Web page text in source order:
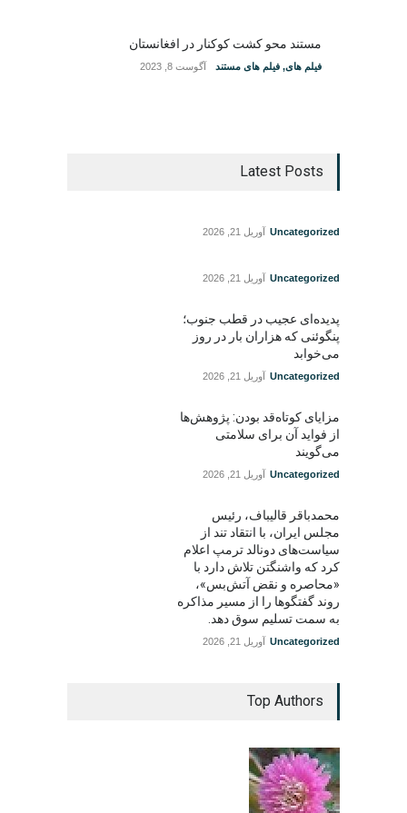
مستند محو کشت کوکنار در افغانستان
فیلم های, فیلم های مستند آگوست 8, 2023
Latest Posts
Uncategorized آوریل 21, 2026
Uncategorized آوریل 21, 2026
پدیده‌ای عجیب در قطب جنوب؛
پنگوئنی که هزاران بار در روز
می‌خوابد
Uncategorized آوریل 21, 2026
مزایای کوتاه‌قد بودن: پژوهش‌ها
از فواید آن برای سلامتی
می‌گویند
Uncategorized آوریل 21, 2026
محمدباقر قالیباف، رئیس
مجلس ایران، با انتقاد تند از
سیاست‌های دونالد ترمپ اعلام
کرد که واشنگتن تلاش دارد با
«محاصره و نقض آتش‌بس»،
روند گفتگوها را از مسیر مذاکره
به سمت تسلیم سوق دهد.
Uncategorized آوریل 21, 2026
Top Authors